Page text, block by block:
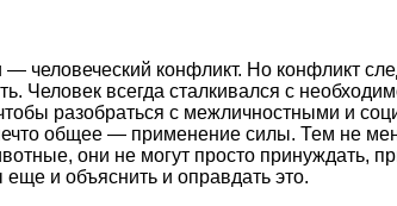
человеческий конфликт. Но конфликт
Человек всегда сталкивался с
разобраться с межличностными и
общее — применение силы. Тем не
они не могут просто принуждать,
и объяснить и оправдать это.